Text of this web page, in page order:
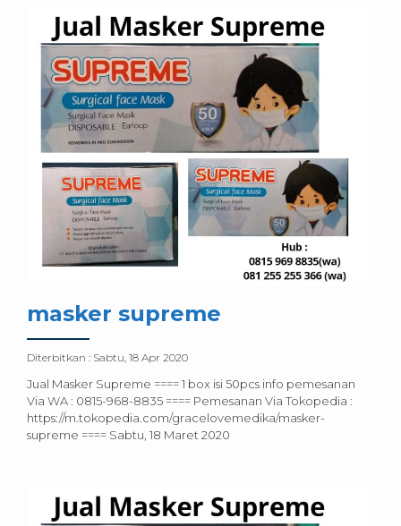
masker supreme
Diterbitkan : Sabtu, 18 Apr 2020
Jual Masker Supreme ==== 1 box isi 50pcs info pemesanan
Via WA : 0815-968-8835 ==== Pemesanan Via Tokopedia :
https://m.tokopedia.com/gracelovemedika/masker-
supreme ==== Sabtu, 18 Maret 2020